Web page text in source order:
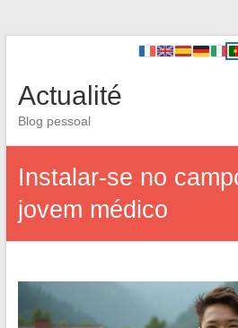
Actualité
Blog pessoal
Instalar-se no
jovem médico